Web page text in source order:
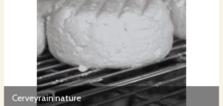
Cerveyrain nature